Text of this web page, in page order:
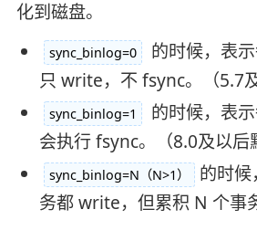
化到磁盘。
sync_binlog=0
的时候，表
只 write，不 fsync。（5.7
sync_binlog=1
的时候，表
会执行 fsync。（8.0及以后
sync_binlog=N（N>1）
的时
务都 write，但累积 N 个事